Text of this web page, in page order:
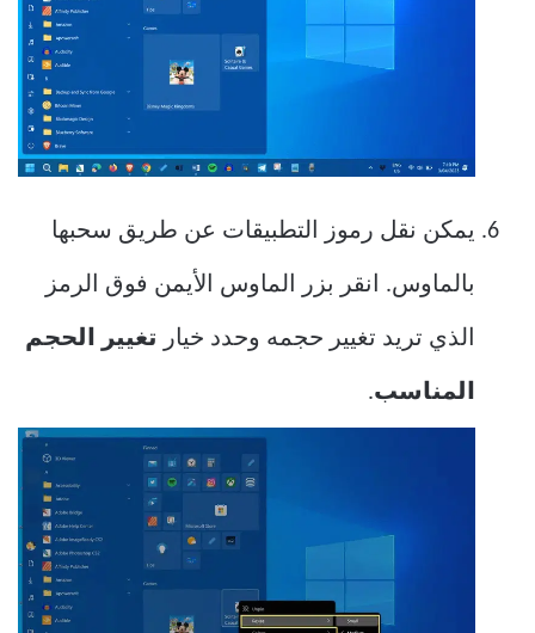
يمكن نقل رموز التطبيقات عن طريق سحبها
بالماوس. انقر بزر الماوس الأيمن فوق الرمز
الذي تريد تغيير حجمه وحدد خيار تغيير الحجم
المناسب.